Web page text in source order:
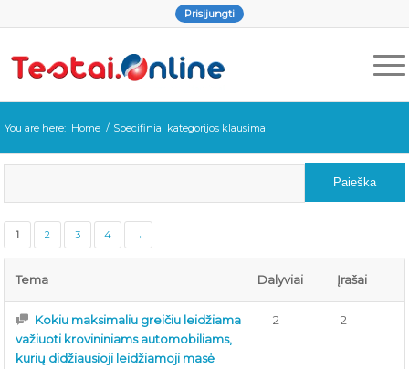
Prisijungti
You are here: Home / Specifiniai kategorijos klausimai
1 2 3 4 →
Tema Dalyviai Įrašai
Kokiu maksimaliu greičiu leidžiama
važiuoti krovininiams automobiliams,
kurių didžiausioji leidžiamoji masė
2 2